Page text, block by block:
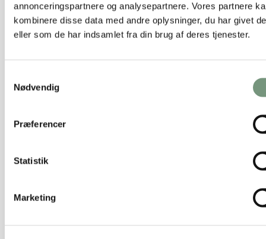
annonceringspartnere og analysepartnere. Vores partnere
kombinere disse data med andre oplysninger, du har givet
eller som de har indsamlet fra din brug af deres tjenester.
Nødvendig
Præferencer
Statistik
Marketing
249,50 kr.Tilføj til kurv